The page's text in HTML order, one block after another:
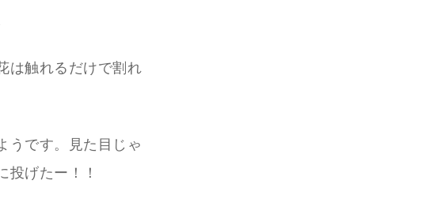
は触れるだけで割れ
うです。見た目じゃ
げたー！！